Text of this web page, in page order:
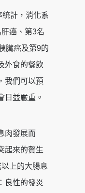
計，消化系
癌、第3名
臟癌及第9的
外食的餐飲
我們可以預
日益嚴重。
肉發展而
起來的贅生
上的大腸息
良性的發炎